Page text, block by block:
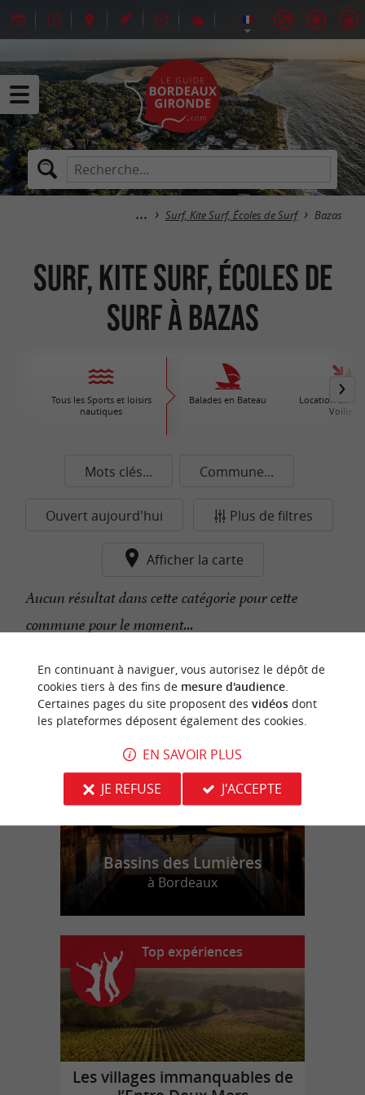
Surf, Kite Surf, Écoles de Surf Bazas
Surf, Kite Surf, Écoles de
Surf à Bazas
Tous les Sports et loisirs
nautiques
Balades en Bateau
Location de
Voiliers
Mots clés... Commune...
Ouvert aujourd'hui Plus de filtres
Afficher la carte
Aucun résultat dans cette catégorie pour cette
commune pour le moment...
n
o
t
r
e
c
o
u
p
d
e
c
o
e
u
r
Bassins des Lumières
à Bordeaux
Top expériences
Les villages immanquables de
En continuant à naviguer, vous autorisez le dépôt de
cookies tiers à des fins de mesure d'audience.
Certaines pages du site proposent des vidéosdont
les plateformes déposent également des cookies.
EN SAVOIR PLUS
JE REFUSE
J'ACCEPTE